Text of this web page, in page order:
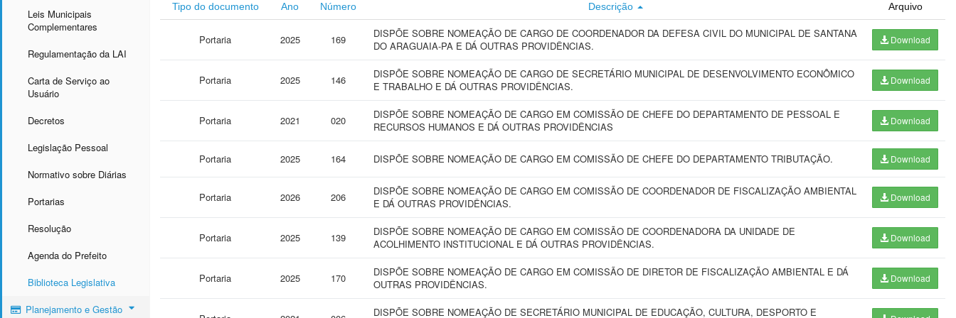
Leis Municipais
Complementares
Regulamentação da LAI
Carta de Serviço ao
Usuário
Decretos
Legislação Pessoal
Normativo sobre Diárias
Portarias
Resolução
Agenda do Prefeito
Biblioteca Legislativa
Planejamento e Gestão
Tipo do documento Ano Número Descrição Arquivo
Portaria 2025 169
DISPÕE SOBRE NOMEAÇÃO DE CARGO DE COORDENADOR DA DEFESA CIVIL DO MUNICIPAL DE SANTANA
DO ARAGUAIA-PA E DÁ OUTRAS PROVIDÊNCIAS.
Download
Portaria 2025 146
DISPÕE SOBRE NOMEAÇÃO DE CARGO DE SECRETÁRIO MUNICIPAL DE DESENVOLVIMENTO ECONÔMICO
E TRABALHO E DÁ OUTRAS PROVIDÊNCIAS.
Download
Portaria 2021 020
DISPÕE SOBRE NOMEAÇÃO DE CARGO EM COMISSÃO DE CHEFE DO DEPARTAMENTO DE PESSOAL E
RECURSOS HUMANOS E DÁ OUTRAS PROVIDÊNCIAS
Download
Portaria 2025 164 DISPÕE SOBRE NOMEAÇÃO DE CARGO EM COMISSÃO DE CHEFE DO DEPARTAMENTO TRIBUTAÇÃO. Download
Portaria 2026 206
DISPÕE SOBRE NOMEAÇÃO DE CARGO EM COMISSÃO DE COORDENADOR DE FISCALIZAÇÃO AMBIENTAL
E DÁ OUTRAS PROVIDÊNCIAS.
Download
Portaria 2025 139
DISPÕE SOBRE NOMEAÇÃO DE CARGO EM COMISSÃO DE COORDENADORA DA UNIDADE DE
ACOLHIMENTO INSTITUCIONAL E DÁ OUTRAS PROVIDÊNCIAS.
Download
Portaria 2025 170
DISPÕE SOBRE NOMEAÇÃO DE CARGO EM COMISSÃO DE DIRETOR DE FISCALIZAÇÃO AMBIENTAL E DÁ
OUTRAS PROVIDÊNCIAS.
Download
DISPÕE SOBRE NOMEAÇÃO DE SECRETÁRIO MUNICIPAL DE EDUCAÇÃO, CULTURA, DESPORTO E